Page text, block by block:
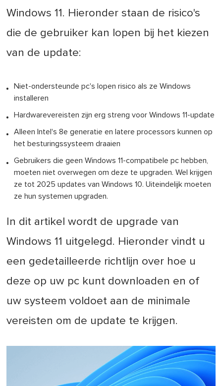
Windows 11. Hieronder staan de risico's
die de gebruiker kan lopen bij het kiezen
van de update:
Niet-ondersteunde pc's lopen risico als ze Windows
installeren
Hardwarevereisten zijn erg streng voor Windows 11-update
Alleen Intel's 8e generatie en latere processors kunnen op
het besturingssysteem draaien
Gebruikers die geen Windows 11-compatibele pc hebben,
moeten niet overwegen om deze te upgraden. Wel krijgen
ze tot 2025 updates van Windows 10. Uiteindelijk moeten
ze hun systemen upgraden.
In dit artikel wordt de upgrade van
Windows 11 uitgelegd. Hieronder vindt u
een gedetailleerde richtlijn over hoe u
deze op uw pc kunt downloaden en of
uw systeem voldoet aan de minimale
vereisten om de update te krijgen.